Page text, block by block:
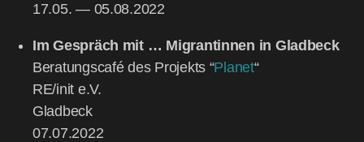
17.05. — 05.08.2022
Im Gespräch mit … Migran­tin­nen in Glad­beck
Bera­tungs­ca­fé des Pro­jekts “Pla­net“
RE/init e.V.
Glad­beck
07.07.2022